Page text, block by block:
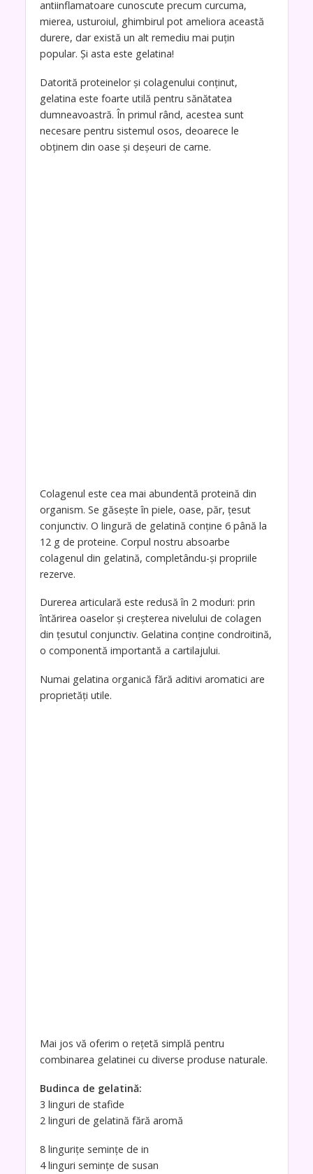
antiinflamatoare cunoscute precum curcuma,
mierea, usturoiul, ghimbirul pot ameliora această
durere, dar există un alt remediu mai puțin
popular. Și asta este gelatina!
Datorită proteinelor și colagenului conținut,
gelatina este foarte utilă pentru sănătatea
dumneavoastră. În primul rând, acestea sunt
necesare pentru sistemul osos, deoarece le
obținem din oase și deșeuri de carne.
Colagenul este cea mai abundentă proteină din
organism. Se găsește în piele, oase, păr, țesut
conjunctiv. O lingură de gelatină conține 6 până la
12 g de proteine. Corpul nostru absoarbe
colagenul din gelatină, completându-și propriile
rezerve.
Durerea articulară este redusă în 2 moduri: prin
întărirea oaselor și creșterea nivelului de colagen
din țesutul conjunctiv. Gelatina conține condroitină,
o componentă importantă a cartilajului.
Numai gelatina organică fără aditivi aromatici are
proprietăți utile.
Mai jos vă oferim o rețetă simplă pentru
combinarea gelatinei cu diverse produse naturale.
Budinca de gelatină:
3 linguri de stafide
2 linguri de gelatină fără aromă
8 lingurițe semințe de in
4 linguri semințe de susan